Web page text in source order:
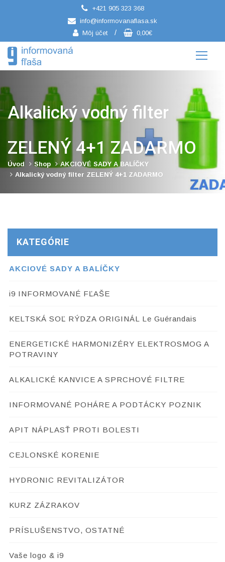
+421 905 323 368
info@informovanaflasa.sk
Môj účet
/ 0,00€
Alkalický vodný filter
ZELENÝ 4+1 ZADARMO
Úvod Shop
AKCIOVÉ SADY A BALÍČKY
Alkalický vodný filter ZELENÝ 4+1 ZADARMO
KATEGÓRIE
AKCIOVÉ SADY A BALÍČKY
i9 INFORMOVANÉ FĽAŠE
KELTSKÁ SOĽ RÝDZA ORIGINÁL Le Guérandais
ENERGETICKÉ HARMONIZÉRY ELEKTROSMOG A
POTRAVINY
ALKALICKÉ KANVICE A SPRCHOVÉ FILTRE
INFORMOVANÉ POHÁRE A PODTÁCKY POZNIK
APIT NÁPLASŤ PROTI BOLESTI
CEJLONSKÉ KORENIE
HYDRONIC REVITALIZÁTOR
KURZ ZÁZRAKOV
PRÍSLUŠENSTVO, OSTATNÉ
Vaše logo & i9